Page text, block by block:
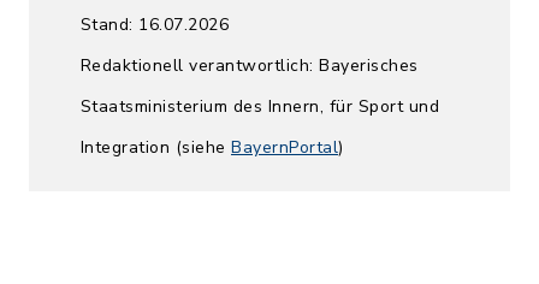
Stand: 16.07.2026
Redaktionell verantwortlich: Bayerisches
Staatsministerium des Innern, für Sport und
Integration (siehe BayernPortal)